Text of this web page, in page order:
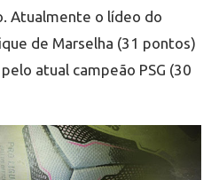
Atualmente o lídeo do
de Marselha (31 pontos)
atual campeão PSG (30